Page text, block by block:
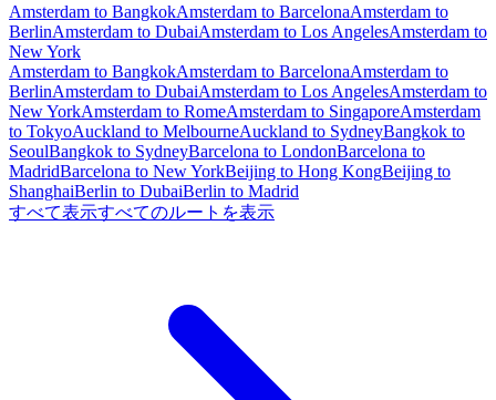
Amsterdam to BangkokAmsterdam to BarcelonaAmsterdam to
BerlinAmsterdam to DubaiAmsterdam to Los AngelesAmsterdam to
New York
Amsterdam to BangkokAmsterdam to BarcelonaAmsterdam to
BerlinAmsterdam to DubaiAmsterdam to Los AngelesAmsterdam to
New YorkAmsterdam to RomeAmsterdam to SingaporeAmsterdam
to TokyoAuckland to MelbourneAuckland to SydneyBangkok to
SeoulBangkok to SydneyBarcelona to LondonBarcelona to
MadridBarcelona to New YorkBeijing to Hong KongBeijing to
ShanghaiBerlin to DubaiBerlin to Madrid
すべて表示すべてのルートを表示